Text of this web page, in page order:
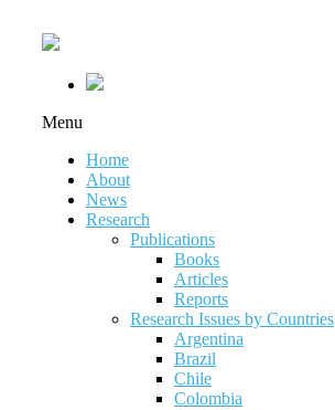
Menu
Home
About
News
Research
Publications
Books
Articles
Reports
Research Issues by Countries
Argentina
Brazil
Chile
Colombia